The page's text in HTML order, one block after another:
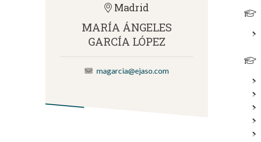
Madrid
MARÍA ÁNGELES
GARCÍA LÓPEZ
magarcia@ejaso.com